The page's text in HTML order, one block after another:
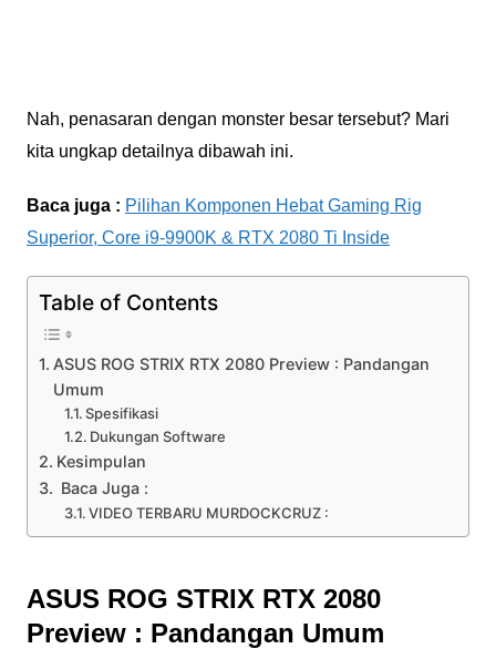
Nah, penasaran dengan monster besar tersebut? Mari
kita ungkap detailnya dibawah ini.
Baca juga : Pilihan Komponen Hebat Gaming Rig
Superior, Core i9-9900K & RTX 2080 Ti Inside
Table of Contents
ASUS ROG STRIX RTX 2080 Preview : Pandangan
Umum
Spesifikasi
Dukungan Software
Kesimpulan
Baca Juga :
VIDEO TERBARU MURDOCKCRUZ :
ASUS ROG STRIX RTX 2080
Preview : Pandangan Umum